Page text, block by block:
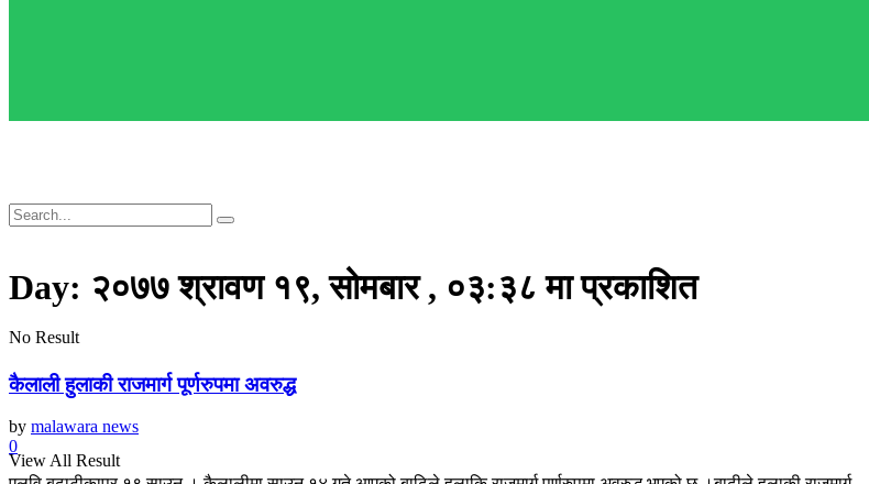
No Result
View All Result
Day: २०७७ श्रावण १९, सोमबार , ०३:३८ मा प्रकाशित
कैलाली हुलाकी राजमार्ग पूर्णरुपमा अवरुद्ध
by malawara news
0